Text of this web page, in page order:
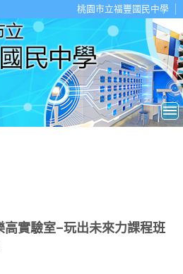
桃園市立福豐國民中學
高實驗室–玩出未來力課程班